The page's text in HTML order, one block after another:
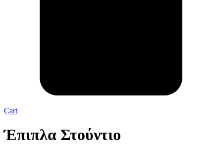
Cart
Έπιπλα Στούντιο